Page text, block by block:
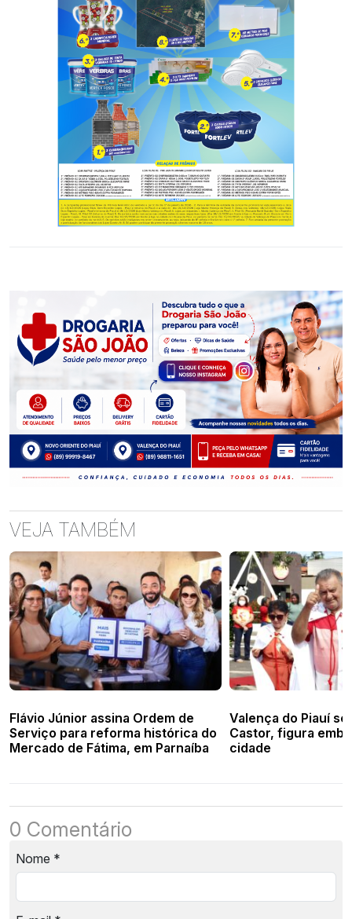
VEJA TAMBÉM
Flávio Júnior assina Ordem de
Serviço para reforma histórica do
Mercado de Fátima, em Parnaíba
Valença do Piauí
Castor, figura
cidade
0 Comentário
Nome *